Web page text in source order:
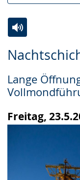
Lange
Freitag,
Leichten
wechseln.
Audio-
Unterstützung.
Video
Deutscher
wird